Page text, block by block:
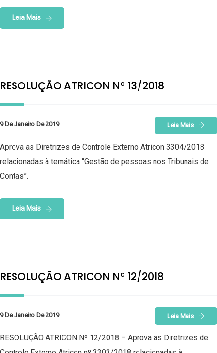
Leia Mais
RESOLUÇÃO ATRICON Nº 13/2018
9 De Janeiro De 2019 Leia Mais
Aprova as Diretrizes de Controle Externo Atricon 3304/2018
relacionadas à temática “Gestão de pessoas nos Tribunais de
Contas”.
Leia Mais
RESOLUÇÃO ATRICON Nº 12/2018
9 De Janeiro De 2019 Leia Mais
RESOLUÇÃO ATRICON Nº 12/2018 – Aprova as Diretrizes de